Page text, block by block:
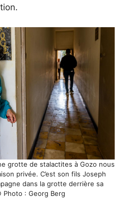
grotte de stalactites à Gozo nous
privée. C’est son fils Joseph
dans la grotte derrière sa
Photo : Georg Berg